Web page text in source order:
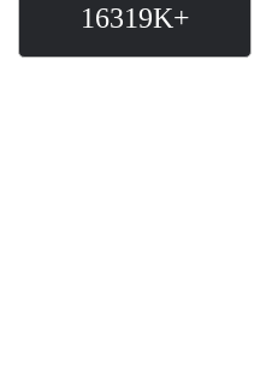
16319K+